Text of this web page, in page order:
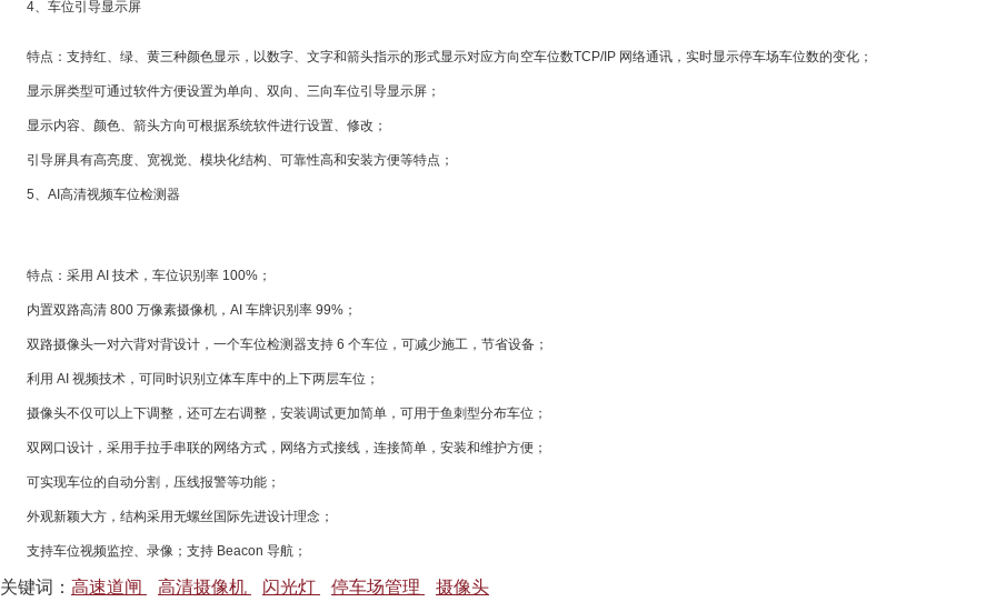
4、车位引导显示屏
特点：支持红、绿、黄三种颜色显示，以数字、文字和箭头指示的形式显示对应方向空车位数TCP/IP 网络通讯，实时显示停车场车位数的变化；
显示屏类型可通过软件方便设置为单向、双向、三向车位引导显示屏；
显示内容、颜色、箭头方向可根据系统软件进行设置、修改；
引导屏具有高亮度、宽视觉、模块化结构、可靠性高和安装方便等特点；
5、AI高清视频车位检测器
特点：采用 AI 技术，车位识别率 100%；
内置双路高清 800 万像素摄像机，AI 车牌识别率 99%；
双路摄像头一对六背对背设计，一个车位检测器支持 6 个车位，可减少施工，节省设备；
利用 AI 视频技术，可同时识别立体车库中的上下两层车位；
摄像头不仅可以上下调整，还可左右调整，安装调试更加简单，可用于鱼刺型分布车位；
双网口设计，采用手拉手串联的网络方式，网络方式接线，连接简单，安装和维护方便；
可实现车位的自动分割，压线报警等功能；
外观新颖大方，结构采用无螺丝国际先进设计理念；
支持车位视频监控、录像；支持 Beacon 导航；
关键词： 高速道闸 高清摄像机 闪光灯 停车场管理 摄像头